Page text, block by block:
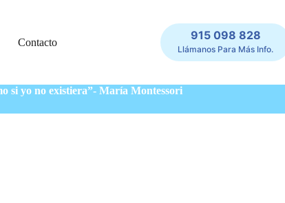
Contacto 915 098 828
Llámanos Para Más Info.
si yo no existiera”- María Montessori